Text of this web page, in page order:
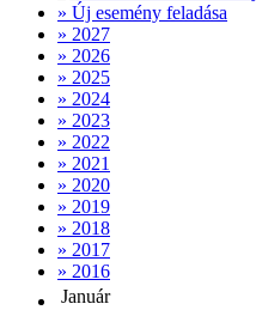
» Új esemény feladása
» 2027
» 2026
» 2025
» 2024
» 2023
» 2022
» 2021
» 2020
» 2019
» 2018
» 2017
» 2016
Január